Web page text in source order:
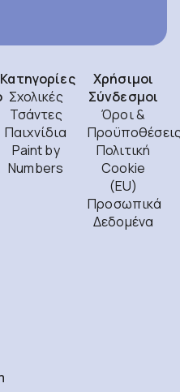
Κατηγορίες
Σχολικές
Τσάντες
Παιχνίδια
Paint by
Numbers
Χρήσιμοι
Σύνδεσμοι
Όροι &
Πολιτική
Cookie
(EU)
Προσωπικά
Δεδομένα